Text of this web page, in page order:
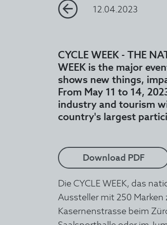
12.04.2023
CYCLE WEEK - THE
WEEK is the major
shows new things,
From May 11 to 14,
industry and tourism
country's largest
Download PDF
Die CYCLE WEEK, das
Aussteller mit 250 Marken
Kasernenstrasse beim